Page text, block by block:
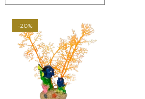
-20%